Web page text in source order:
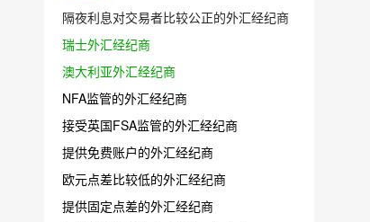
隔夜利息对交易者比较公正的外汇经纪商
瑞士外汇经纪商
澳大利亚外汇经纪商
NFA监管的外汇经纪商
接受英国FSA监管的外汇经纪商
提供免费账户的外汇经纪商
欧元点差比较低的外汇经纪商
提供固定点差的外汇经纪商